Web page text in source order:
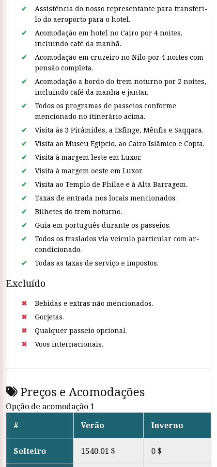
Navegue ao longo do majestoso Rio Nilo, passando por
marcos icônicos como o Vale dos Reis, o Templo de Karnak e
o Templo de Luxor. Maravilhe-se com os templos e túmulos
deslumbrantes que margeiam as margens do rio, cada um
Assistência do nosso representante para transferi-
lo do aeroporto para o hotel.
Acomodação em hotel no Cairo por 4 noites,
incluindo café da manhã.
Acomodação em cruzeiro no Nilo por 4 noites com
pensão completa.
Acomodação a bordo do trem noturno por 2 noites,
incluindo café da manhã e jantar.
Todos os programas de passeios conforme
mencionado no itinerário acima.
Visita às 3 Pirâmides, a Esfinge, Mênfis e Saqqara.
Visita ao Museu Egípcio, ao Cairo Islâmico e Copta.
Visita à margem leste em Luxor.
Visita à margem oeste em Luxor.
Visita ao Templo de Philae e à Alta Barragem.
Taxas de entrada nos locais mencionados.
Bilhetes do trem noturno.
Guia em português durante os passeios.
Todos os traslados via veículo particular com ar-
condicionado.
Todas as taxas de serviço e impostos.
Excluído
Bebidas e extras não mencionados.
Gorjetas.
Qualquer passeio opcional.
Voos internacionais.
Preços e Acomodações
Opção de acomodação 1
#
Verão Inverno
Solteiro 1540.01 $ 0 $